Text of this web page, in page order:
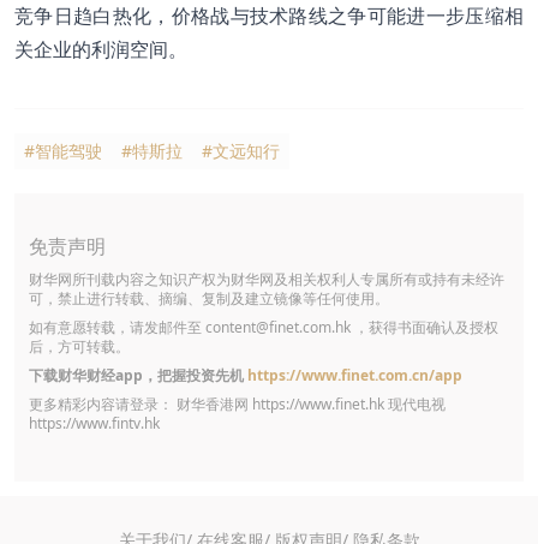
竞争日趋白热化，价格战与技术路线之争可能进一步压缩相
关企业的利润空间。
#智能驾驶 #特斯拉 #文远知行
免责声明
财华网所刊载内容之知识产权为财华网及相关权利人专属所有或持有未经许
可，禁止进行转载、摘编、复制及建立镜像等任何使用。
如有意愿转载，请发邮件至 content@finet.com.hk ，获得书面确认及授权
后，方可转载。
下载财华财经app，把握投资先机 https://www.finet.com.cn/app
更多精彩内容请登录： 财华香港网 https://www.finet.hk现代电视
https://www.fintv.hk